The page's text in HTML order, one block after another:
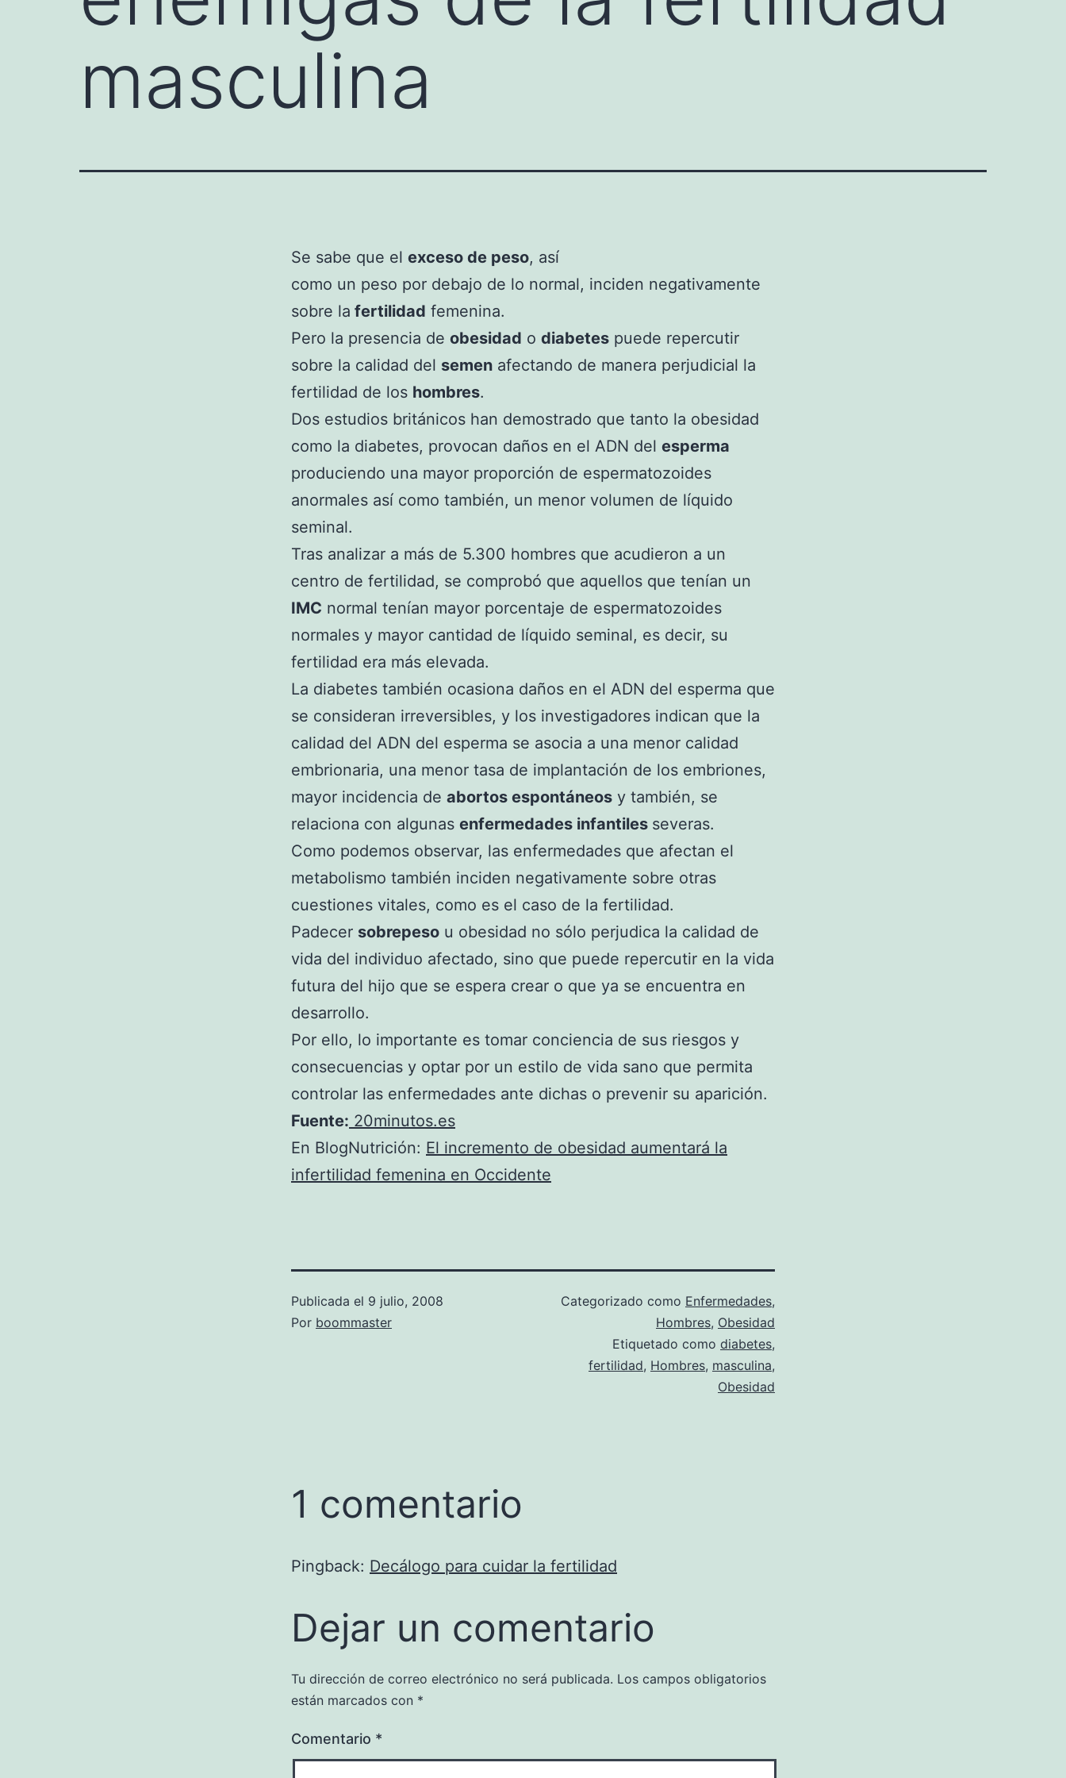
masculina
Se sabe que el exceso de peso, así
como un peso por debajo de lo normal, inciden negativamente
sobre la fertilidad femenina.
Pero la presencia de obesidad o diabetes puede repercutir
sobre la calidad del semen afectando de manera perjudicial la
fertilidad de los hombres.
Dos estudios británicos han demostrado que tanto la obesidad
como la diabetes, provocan daños en el ADN del esperma
produciendo una mayor proporción de espermatozoides
anormales así como también, un menor volumen de líquido
seminal.
Tras analizar a más de 5.300 hombres que acudieron a un
centro de fertilidad, se comprobó que aquellos que tenían un
IMC normal tenían mayor porcentaje de espermatozoides
normales y mayor cantidad de líquido seminal, es decir, su
fertilidad era más elevada.
La diabetes también ocasiona daños en el ADN del esperma que
se consideran irreversibles, y los investigadores indican que la
calidad del ADN del esperma se asocia a una menor calidad
embrionaria, una menor tasa de implantación de los embriones,
mayor incidencia de abortos espontáneos y también, se
relaciona con algunas enfermedades infantiles severas.
Como podemos observar, las enfermedades que afectan el
metabolismo también inciden negativamente sobre otras
cuestiones vitales, como es el caso de la fertilidad.
Padecer sobrepeso u obesidad no sólo perjudica la calidad de
vida del individuo afectado, sino que puede repercutir en la vida
futura del hijo que se espera crear o que ya se encuentra en
desarrollo.
Por ello, lo importante es tomar conciencia de sus riesgos y
consecuencias y optar por un estilo de vida sano que permita
controlar las enfermedades ante dichas o prevenir su aparición.
Fuente: 20minutos.es
En BlogNutrición: El incremento de obesidad aumentará la
infertilidad femenina en Occidente
Publicada el 9 julio, 2008
Por boommaster
Categorizado como Enfermedades,
Hombres, Obesidad
Etiquetado como diabetes,
fertilidad, Hombres, masculina,
Obesidad
1 comentario
Pingback: Decálogo para cuidar la fertilidad
Dejar un comentario
Tu dirección de correo electrónico no será publicada. Los campos obligatorios
están marcados con *
Comentario *